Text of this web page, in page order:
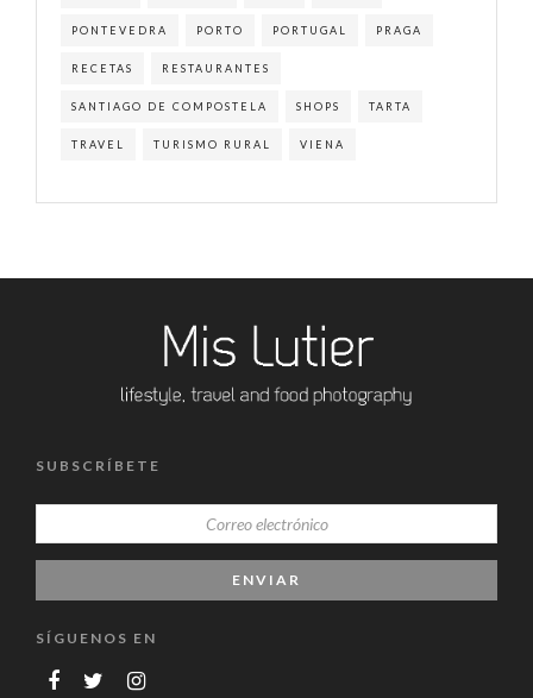
PONTEVEDRA PORTO PORTUGAL PRAGA
RECETAS RESTAURANTES
SANTIAGO DE COMPOSTELA SHOPS TARTA
TRAVEL TURISMO RURAL VIENA
SUBSCRÍBETE
SÍGUENOS EN